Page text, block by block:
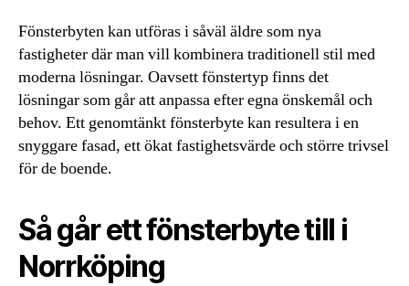
Fönsterbyten kan utföras i såväl äldre som nya
fastigheter där man vill kombinera traditionell stil med
moderna lösningar. Oavsett fönstertyp finns det
lösningar som går att anpassa efter egna önskemål och
behov. Ett genomtänkt fönsterbyte kan resultera i en
snyggare fasad, ett ökat fastighetsvärde och större trivsel
för de boende.
Så går ett fönsterbyte till i
Norrköping